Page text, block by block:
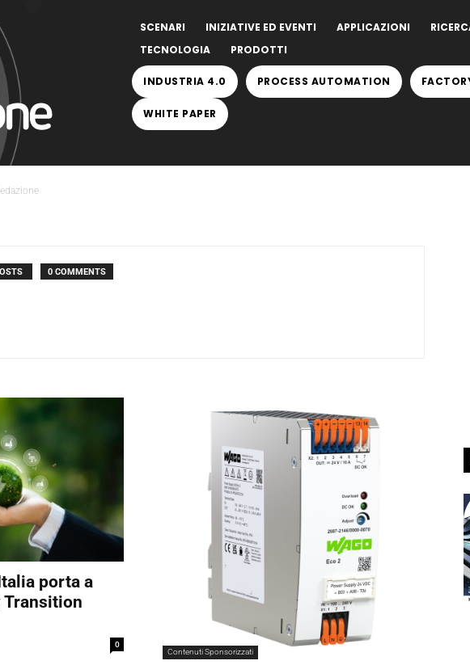
SCENARI INIZIATIVE ED EVENTI APPLICAZIONI
TECNOLOGIA
PRODOTTI
INDUSTRIA 4.0 PROCESS AUTOMATION
WHITE PAPER
0 COMMENTS
porta a
Transition
0
Contenuti Sponsorizzati